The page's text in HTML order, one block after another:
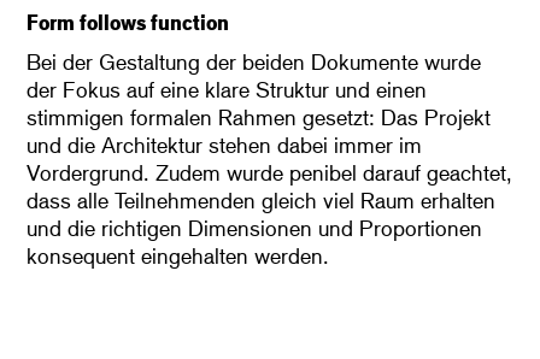
Form follows function
Bei der Gestaltung der beiden Dokumente wurde
der Fokus auf eine klare Struktur und einen
stimmigen formalen Rahmen gesetzt: Das Projekt
und die Architektur stehen dabei immer im
Vordergrund. Zudem wurde penibel darauf geachtet,
dass alle Teilnehmenden gleich viel Raum erhalten
und die richtigen Dimensionen und Proportionen
konsequent eingehalten werden.